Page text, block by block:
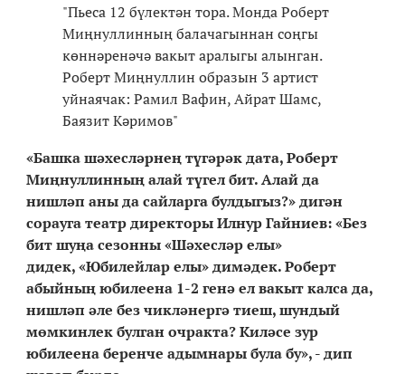
"Пьеса 12 бүлектән тора. Монда Роберт
Миңнуллинның балачагыннан соңгы
көннәренәчә вакыт аралыгы алынган.
Роберт Миңнуллин образын 3 артист
уйнаячак: Рамил Вафин, Айрат Шамс,
Баязит Кәримов"
«Башка шәхесләрнең түгәрәк дата, Роберт
Миңнуллинның алай түгел бит. Алай да
нишләп аны да сайларга булдыгыз?» дигән
сорауга театр директоры Илнур Гайниев: «Без
бит шуңа сезонны «Шәхесләр елы»
дидек, «Юбилейлар елы» димәдек. Роберт
абыйның юбилеена 1-2 генә ел вакыт калса да,
нишләп әле без чикләнергә тиеш, шундый
мөмкинлек булган очракта? Киләсе зур
юбилеена беренче адымнары була бу», - дип